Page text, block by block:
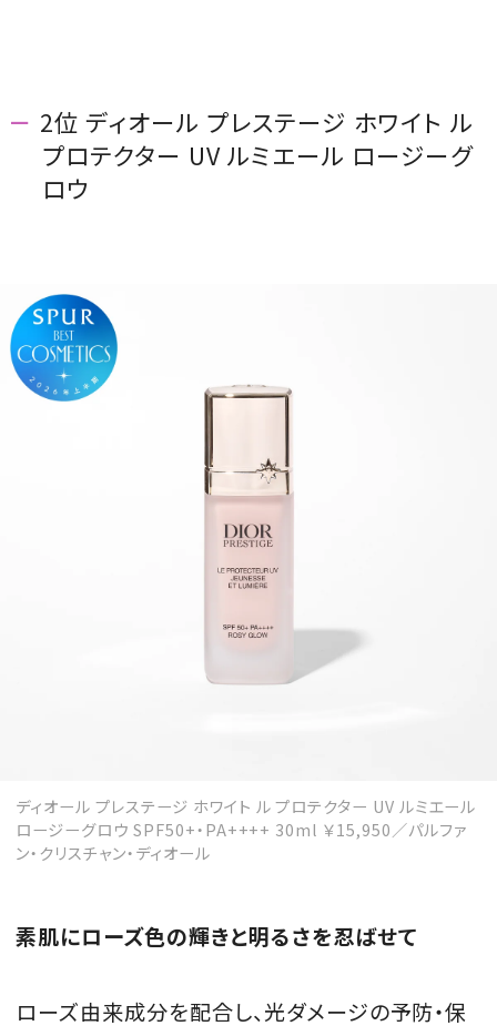
2位 ディオール プレステージ ホワイト ル
プロテクター UV ルミエール ロージーグ
ロウ
ディオール プレステージ ホワイト ル プロテクター UV ルミエール
ロージーグロウ SPF50+・PA++++ 30ml ￥15,950／パルファ
ン・クリスチャン・ディオール
素肌にローズ色の輝きと明るさを忍ばせて
ローズ由来成分を配合し、光ダメージの予防・保